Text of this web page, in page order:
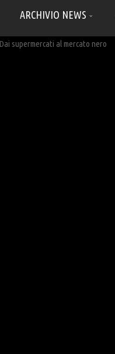
ARCHIVIO NEWS
supermercati al mercato nero